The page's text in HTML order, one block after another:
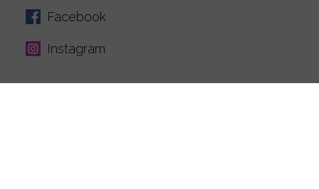
Facebook
Instagram